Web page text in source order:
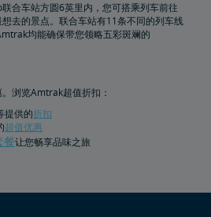
合车站方圆6英里内，您可搭乘列车前往
去的景点。联合车站有11条不同的列车线
均能确保带您领略五彩斑斓的
浏览Amtrak超值折扣：
提供的折扣
超值优惠
餐让您畅享品味之旅